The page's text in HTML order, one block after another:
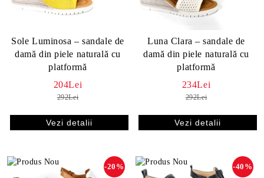
Sole Luminosa – sandale de
damă din piele naturală cu
platformă
204Lei
292Lei
Vezi detalii
Luna Clara – sandale de
damă din piele naturală cu
platformă
234Lei
292Lei
Vezi detalii
-20% -40%